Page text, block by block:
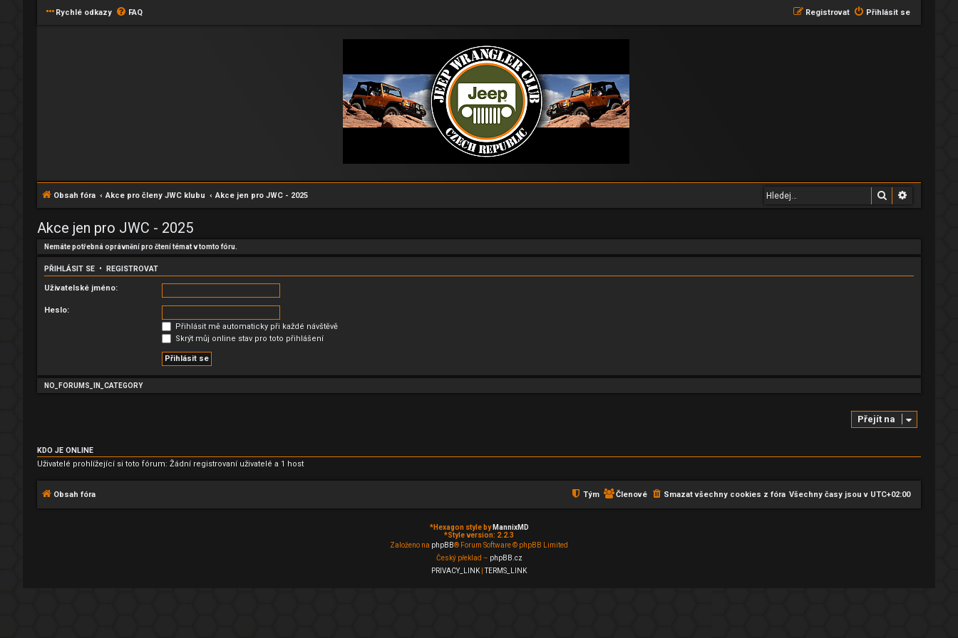
Rychlé odkazy FAQ Přihlásit se
Registrovat
Obsah fóra Akce pro členy JWC klubu Akce jen pro JWC - 2025 Hledat
Akce jen pro JWC - 2025
Nemáte potřebná oprávnění pro čtení témat v tomto fóru.
PŘIHLÁSIT SE • REGISTROVAT
Uživatelské jméno:
Heslo:
Přihlásit mě automaticky při každé návštěvě
Skrýt můj online stav pro toto přihlášení
NO_FORUMS_IN_CATEGORY
Přejít na
KDO JE ONLINE
Uživatelé prohlížející si toto fórum: Žádní registrovaní uživatelé a 1 host
Obsah fóra Všechny časy jsou v UTC+02:00
Smazat všechny cookies z fóra
Členové
Tým
*Hexagon style by MannixMD
*Style version: 2.2.3
Založeno na phpBB® Forum Software © phpBB Limited
Český překlad – phpBB.cz
PRIVACY_LINK |TERMS_LINK